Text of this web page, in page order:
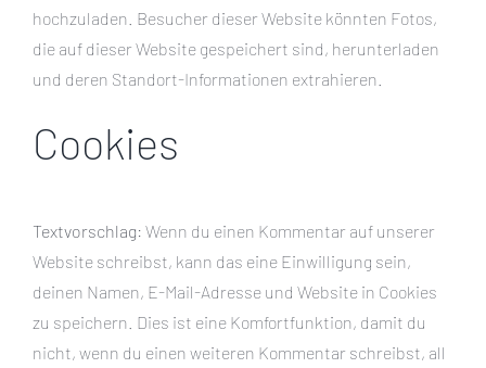
hochzuladen. Besucher dieser Website könnten Fotos,
die auf dieser Website gespeichert sind, herunterladen
und deren Standort-Informationen extrahieren.
Cookies
Textvorschlag: Wenn du einen Kommentar auf unserer
Website schreibst, kann das eine Einwilligung sein,
deinen Namen, E-Mail-Adresse und Website in Cookies
zu speichern. Dies ist eine Komfortfunktion, damit du
nicht, wenn du einen weiteren Kommentar schreibst, all